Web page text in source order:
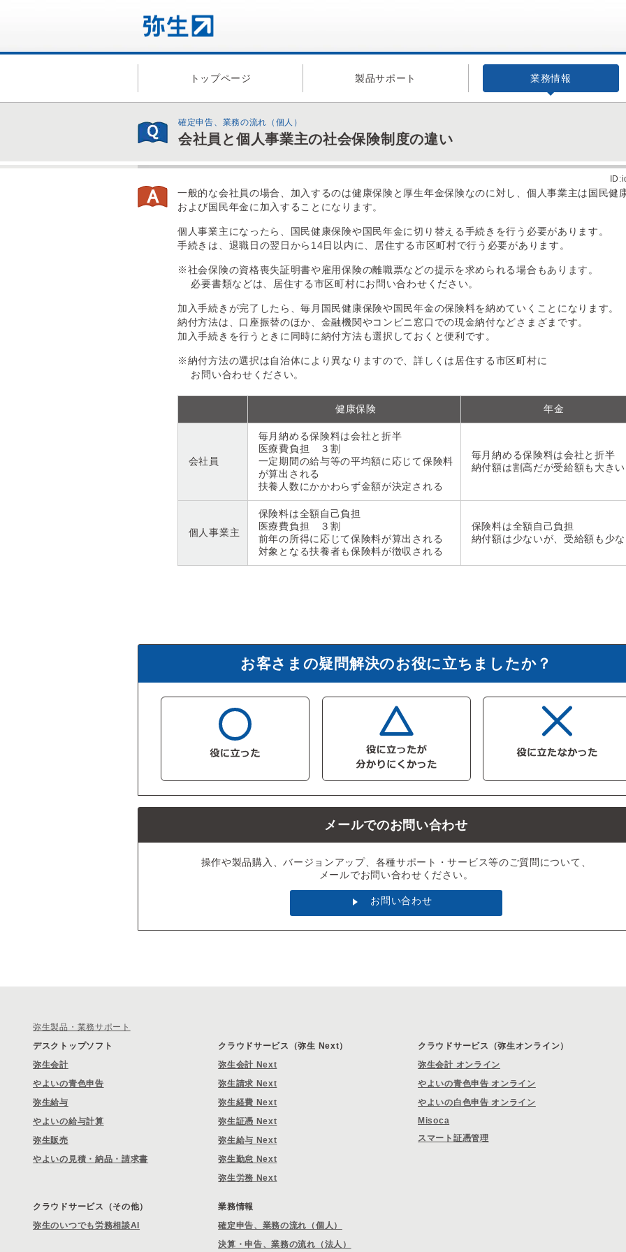
トップページ 製品サポート 業務情報
確定申告、業務の流れ（個人）
会社員と個人事業主の社会保険制度の違い
一般的な会社員の場合、加入するのは健康保険と厚生年金保険なのに対し、個人事業主は国民健
および国民年金に加入することになります。
個人事業主になったら、国民健康保険や国民年金に切り替える手続きを行う必要があります。
手続きは、退職日の翌日から14日以内に、居住する市区町村で行う必要があります。
※社会保険の資格喪失証明書や雇用保険の離職票などの提示を求められる場合もあります。
必要書類などは、居住する市区町村にお問い合わせください。
加入手続きが完了したら、毎月国民健康保険や国民年金の保険料を納めていくことになります。
納付方法は、口座振替のほか、金融機関やコンビニ窓口での現金納付などさまざまです。
加入手続きを行うときに同時に納付方法も選択しておくと便利です。
※納付方法の選択は自治体により異なりますので、詳しくは居住する市区町村に
お問い合わせください。
健康保険 年金
会社員
毎月納める保険料は会社と折半
医療費負担 ３割
一定期間の給与等の平均額に応じて保険料
が算出される
扶養人数にかかわらず金額が決定される
毎月納める保険料は会社と折半
納付額は割高だが受給額も大きい
個人事業主
保険料は全額自己負担
医療費負担 ３割
前年の所得に応じて保険料が算出される
対象となる扶養者も保険料が徴収される
保険料は全額自己負担
納付額は少ないが、受給額も少
お客さまの疑問解決のお役に立ちましたか？
メールでのお問い合わせ
操作や製品購入、バージョンアップ、各種サポート・サービス等のご質問について、
メールでお問い合わせください。
お問い合わせ
弥生製品・業務サポート
デスクトップソフト
弥生会計
やよいの青色申告
弥生給与
やよいの給与計算
弥生販売
やよいの見積・納品・請求書
クラウドサービス（弥生 Next）
弥生会計 Next
弥生請求 Next
弥生経費 Next
弥生証憑 Next
弥生給与 Next
弥生勤怠 Next
弥生労務 Next
クラウドサービス（弥生オンライン）
弥生会計 オンライン
やよいの青色申告 オンライン
やよいの白色申告 オンライン
Misoca
スマート証憑管理
クラウドサービス（その他）
弥生のいつでも労務相談AI
業務情報
確定申告、業務の流れ（個人）
決算・申告、業務の流れ（法人）